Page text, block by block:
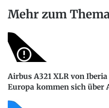
Mehr zum
Airbus A321 XLR von
Europa kommen sich